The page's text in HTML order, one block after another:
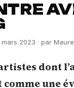
mars 2023 · par
dont
une